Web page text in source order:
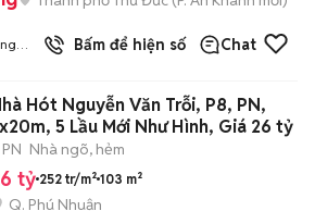
9đã bán
Bấm để hiện số Chat
Hót Nguyễn Văn Trỗi, P8, PN,
5 Lầu Mới Như Hình, Giá 26 tỷ
Nhà ngõ, hẻm
tỷ 252 tr/m² 103 m²
Q. Phú Nhuận